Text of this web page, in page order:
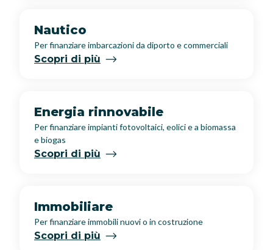
Nautico
Per finanziare imbarcazioni da diporto e commerciali
Scopri di più
Energia rinnovabile
Per finanziare impianti fotovoltaici, eolici e a biomassa
e biogas
Scopri di più
Immobiliare
Per finanziare immobili nuovi o in costruzione
Scopri di più